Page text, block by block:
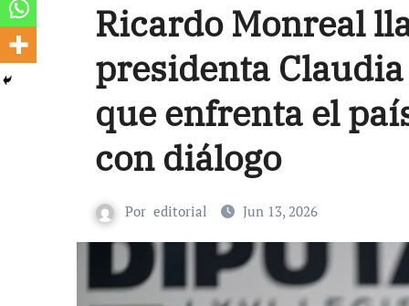
Ricardo Monreal
presidenta
que enfrenta el
con diálogo
Por editorial Jun 13, 2026